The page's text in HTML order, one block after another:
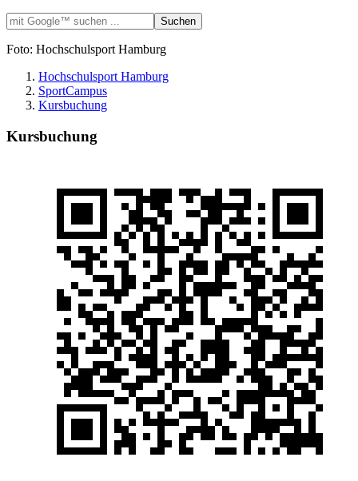
Foto: Hochschulsport Hamburg
Hochschulsport Hamburg
SportCampus
Kursbuchung
Kursbuchung